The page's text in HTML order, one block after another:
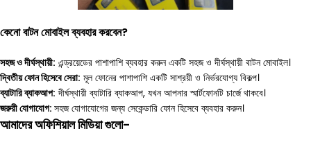
কেনো বাটন মোবাইল ব্যবহার করবেন?
সহজ ও দীর্ঘস্থায়ী: এন্ড্রয়েডের পাশাপাশি ব্যবহার করুন একটি সহজ ও দীর্ঘস্থায়ী বাটন মোবাইল।
দ্বিতীয় ফোন হিসেবে সেরা: মূল ফোনের পাশাপাশি একটি সাশ্রয়ী ও নির্ভরযোগ্য বিকল্প।
ব্যাটারি ব্যাকআপ: দীর্ঘস্থায়ী ব্যাটারি ব্যাকআপ, যখন আপনার স্মার্টফোনটি চার্জে থাকবে।
জরুরী যোগাযোগ: সহজ যোগাযোগের জন্য সেকেন্ডারি ফোন হিসেবে ব্যবহার করুন।
আমাদের অফিশিয়াল মিডিয়া গুলো-